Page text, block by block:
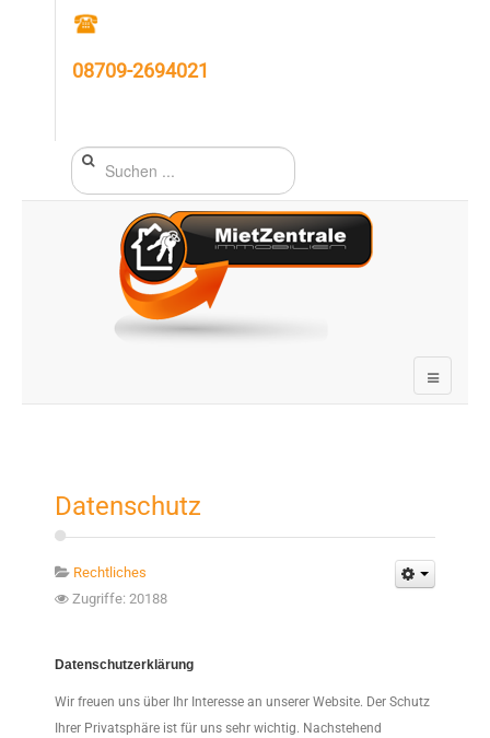
08709-2694021
Suchen
...
Datenschutz
Empty
Rechtliches
Zugriffe: 20188
Datenschutzerklärung
Wir freuen uns über Ihr Interesse an unserer Website. Der Schutz
Ihrer Privatsphäre ist für uns sehr wichtig. Nachstehend